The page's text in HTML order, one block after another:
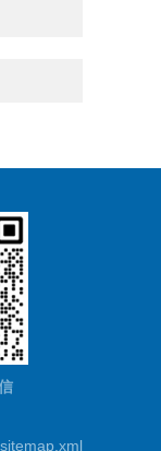
sitemap.xml